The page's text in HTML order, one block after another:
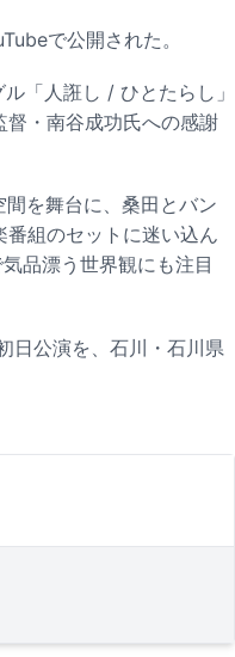
で公開された。
「人誑し / ひとたらし」
・南谷成功氏への感謝
を舞台に、桑田とバン
番組のセットに迷い込ん
品漂う世界観にも注目
日公演を、石川・石川県